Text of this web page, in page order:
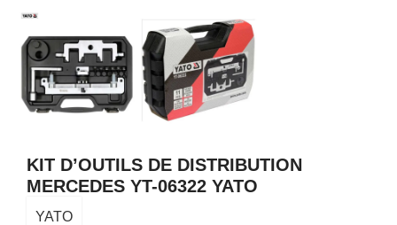
KIT D’OUTILS DE DISTRIBUTION
MERCEDES YT-06322 YATO
YATO